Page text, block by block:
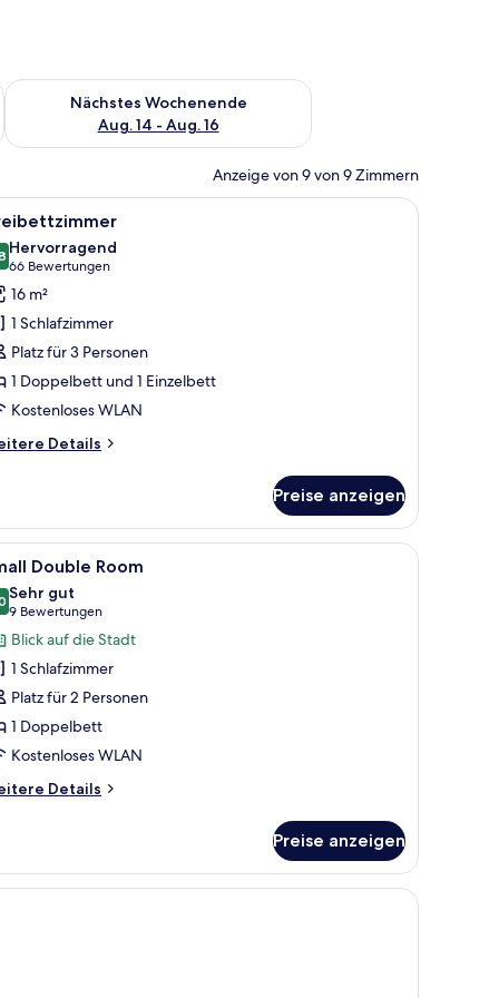
Aug. 7 - Aug. 9.
Nächstes Wochenende
Aug. 14 - Aug. 16
Überprüfe die Verfügbarkeit für nächstes Wochenende, Aug.
Anzeige von 9 von 9 Zimmern
Nachttisch, einer Lampe und einer Tür.Ein Hotelzimmer mit zwei Betten, einem
3
von 10
Hervorragend
66 Bewertungen
(66
Bewertungen)
16 m²
1 Schlafzimmer
Platz für 3 Personen
1 Doppelbett und 1 Einzelbett
Kostenloses WLAN
Details
Preise anzeigen
mit Lampe, einem Sessel und einem Fenster mit Vorhängen.
Ein Hotelzimmer mit einem Bett, einem
4 Double Room
von 10
Sehr gut
9 Bewertungen
(9
Bewertungen)
Blick auf die Stadt
1 Schlafzimmer
Platz für 2 Personen
1 Doppelbett
Kostenloses WLAN
Details
Preise anzeigen